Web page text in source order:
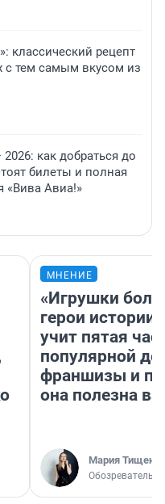
классический рецепт
с тем самым вкусом из
как добраться до
билеты и полная
«Вива Авиа!»
МНЕНИЕ
«Игрушки
герои
учит пятая
популярной
франшизы и
она полезна
Мария Тищенко
Обозреватель